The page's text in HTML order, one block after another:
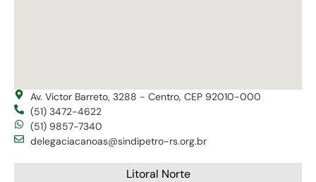
Av. Victor Barreto, 3288 - Centro, CEP 92010-000
(51) 3472-4622
(51) 9857-7340
delegaciacanoas@sindipetro-rs.org.br
Litoral Norte